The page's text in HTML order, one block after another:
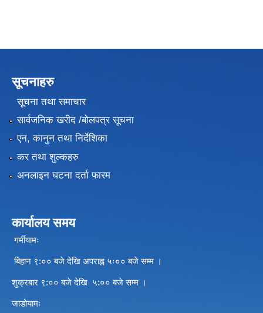
सूचनाहरु
सूचना तथा समाचार
सार्वजनिक खरीद /बोलपत्र सूचना
एन, कानुन तथा निर्देशिका
कर तथा शुल्कहरु
अनलाइन घटना दर्ता फारम
कार्यालय समय
गर्मीयामः
बिहान ९:०० बजे देखि अपराह्न ५ः०० बजे सम्म ।
शुक्रबार ९:०० बजे देखि ५:०० बजे सम्म ।
जाडोयामः